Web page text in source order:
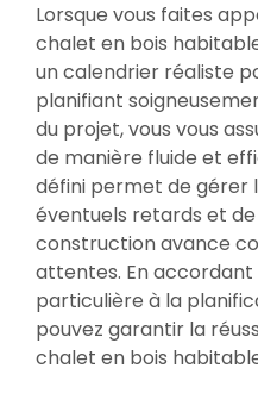
Lorsque vous faites
chalet en bois
un calendrier réaliste
planifiant
du projet, vous vous
de manière fluide et
défini permet de gérer
éventuels retards et de
construction avance
attentes. En
particulière à la
pouvez garantir la
chalet en bois